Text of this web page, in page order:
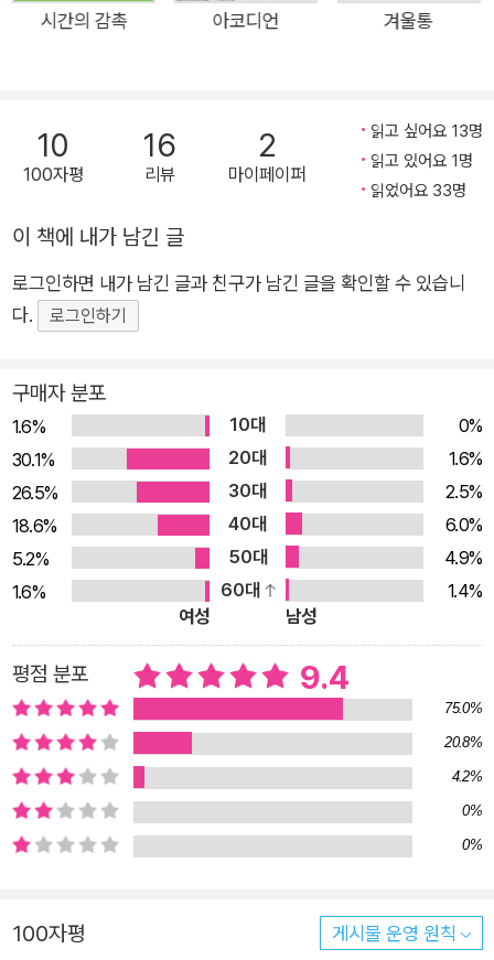
최정화는 ‘더 젊고 더 아름다운 신체’를 원하는 인간의 욕망을 일
여러 화자의 입을 빌려 이야기한다. 호르몬 수술을 받고 스무 살
이 된 칠십대 노인, 나보다 어려진 엄마를 맞닥뜨리게 된 딸, 가족
맞추기 위해 윤리 의식을 저버린 사람들……. “워로워지고 싶지
않은 사람들이 만든 기괴한 경제 속에서 생기와 아름다움 그리고
한 시절이 교환”되고,(소설가 우다영) 독자는 서로 다른 사정과
입장을 지닌 화자들을 통해 지금 우리가 발 딛고 선 사회의 부조
부터 얼마나 많은 것들을 빼앗고 있는지. 그 과정에서 얼마나 많
은 것들이 희생되고 사라지고 마는지―에 대해 고민하게 될 것이
다. “수술 후 내내 두려워했던 것과는 달리, 나는 마냥 기쁨에 젖
은 채 한동안 거울에서 눈을 떼지 못했다. (……) 피부는 맑고 싱그
러웠으며 붉은 입술은 잔주름 하나 없이 매끄러웠다. 마음껏 내
얼굴을 들여다보았다. 오랫동안 헤어졌던 연인의 얼굴이라도 보
듯 넋을 놓고 빠져들었다. 그 순간만큼은 잔디에 대한 걱정도, 돈
을 주고 젊음을 샀다는 자책도, 인간으로서 해서는 안 되는 일을
저질렀다는 윤리적 부담도 온데간데없이 사라졌다.” _25쪽 “자
원으로 환원될 수 없는 것들이 셈을 치를 때 탈락하는 것들, “무
시무시한 편안함”이 당신 앞으로 배송되었을 때 당신이 외면하는
것들을 보라. 최정화가 바꾸려는 세계는 바로 거기에 있다.” _우
다영(소설가) 한낮의 거리에서 존재를 감춰버린 노인들 젊음만을
추앙하게 하는 사회를 향한 예리한 비판 ‘호르몬 리버스’는 호르
몬 수술 전문 병원이다. 이곳에 입원해 있는 ‘바이어’들은 모두
미래 세대, 가장 적합하고 알맞은 맞춤형 호르몬 제공자를. 바이
어의 신체에 딱 맞는 타인의 호르몬을 찾기란 사실상 불가능하다.
시간의 감촉 아코디언 겨울통
10
100자평
16
리뷰
2
마이페이퍼
읽고 싶어요 13명
읽고 있어요 1명
읽었어요 33명
이 책에 내가 남긴 글
로그인하면 내가 남긴 글과 친구가 남긴 글을 확인할 수 있습니
다.
로그인하기
구매자 분포
1.6% 10대
0%
30.1%
20대
1.6%
26.5%
30대
2.5%
18.6%
40대
6.0%
5.2%
50대
4.9%
1.6%
60대
1.4%
여성
남성
평점 분포 9.4
75.0%
20.8%
4.2%
0%
0%
100자평 게시물 운영 원칙